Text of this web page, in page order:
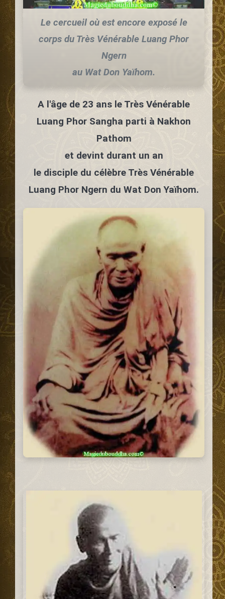
Le cercueil où est encore exposé le
corps du Très Vénérable Luang Phor
Ngern
au Wat Don Yaïhom.
A l'âge de 23 ans le Très Vénérable
Luang Phor Sangha parti à Nakhon
Pathom
et devint durant un an
le disciple du célèbre Très Vénérable
Luang Phor Ngern du Wat Don Yaïhom.